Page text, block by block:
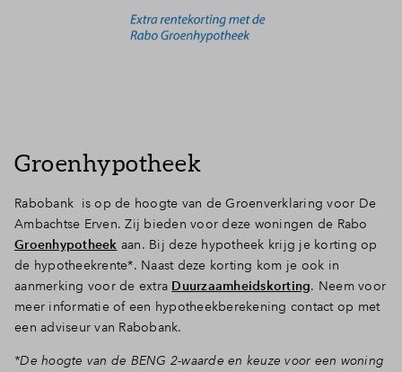
Groenhypotheek
Rabobank is op de hoogte van de Groenverklaring voor De
Ambachtse Erven. Zij bieden voor deze woningen de Rabo
Groenhypotheek aan. Bij deze hypotheek krijg je korting op
de hypotheekrente*. Naast deze korting kom je ook in
aanmerking voor de extra Duurzaamheidskorting. Neem voor
meer informatie of een hypotheekberekening contact op met
een adviseur van Rabobank.
*De hoogte van de BENG 2-waarde en keuze voor een woning